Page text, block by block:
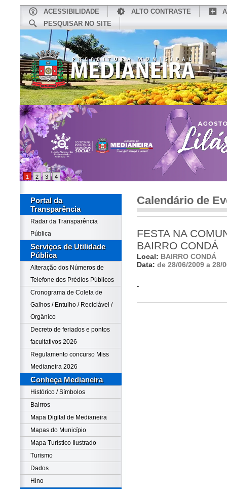
ACESSIBILIDADE ALTO CONTRASTE
PESQUISAR NO SITE
CONHEÇA MEDIANEIRA
1 2 3 4
Portal da
Transparência
Radar da Transparência
Pública
Serviços de Utilidade
Pública
Alteração dos Números de
Telefone dos Prédios Públicos
Cronograma de Coleta de
Galhos / Entulho / Reciclável /
Orgânico
Decreto de feriados e pontos
facultativos 2026
Regulamento concurso Miss
Medianeira 2026
Conheça Medianeira
Histórico / Símbolos
Bairros
Mapa Digital de Medianeira
Mapas do Município
Mapa Turístico Ilustrado
Turismo
Dados
Hino
Calendário de
FESTA NA
BAIRRO CONDÁ
Local: BAIRRO CONDÁ
Data: de 28/06/2009 a 28/
-